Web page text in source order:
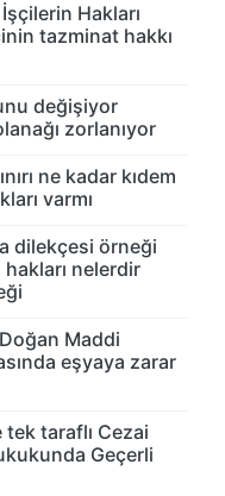
Hakları
tazminat hakkı
değişiyor
zorlanıyor
ne kadar kıdem
varmı
dilekçesi örneği
nelerdir
Maddi
eşyaya zarar
tek taraflı Cezai
Geçerli